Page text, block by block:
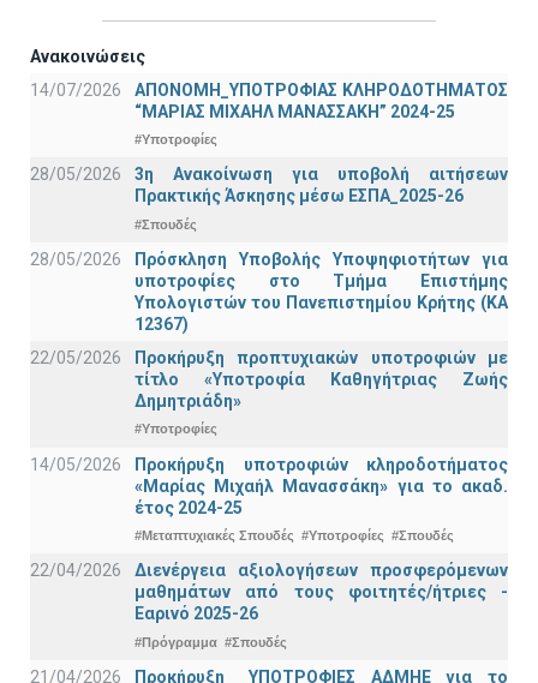
Ανακοινώσεις
14/07/2026
ΑΠΟΝΟΜΗ_ΥΠΟΤΡΟΦΙΑΣ ΚΛΗΡΟΔΟΤΗΜΑΤΟΣ
“ΜΑΡΙΑΣ ΜΙΧΑΗΛ ΜΑΝΑΣΣΑΚΗ” 2024-25
#Υποτροφίες
28/05/2026
3η Ανακοίνωση για υποβολή αιτήσεων
Πρακτικής Άσκησης μέσω ΕΣΠΑ_2025-26
#Σπουδές
28/05/2026
Πρόσκληση Υποβολής Υποψηφιοτήτων για
υποτροφίες στο Τμήμα Επιστήμης
Υπολογιστών του Πανεπιστημίου Κρήτης (ΚΑ
12367)
22/05/2026
Προκήρυξη προπτυχιακών υποτροφιών με
τίτλο «Υποτροφία Καθηγήτριας Ζωής
Δημητριάδη»
#Υποτροφίες
14/05/2026
Προκήρυξη υποτροφιών κληροδοτήματος
«Μαρίας Μιχαήλ Μανασσάκη» για το ακαδ.
έτος 2024-25
#Μεταπτυχιακές Σπουδές #Υποτροφίες #Σπουδές
22/04/2026
Διενέργεια αξιολογήσεων προσφερόμενων
μαθημάτων από τους φοιτητές/ήτριες -
Εαρινό 2025-26
#Πρόγραμμα #Σπουδές
21/04/2026
Προκήρυξη _ΥΠΟΤΡΟΦΙΕΣ ΑΔΜΗΕ για το